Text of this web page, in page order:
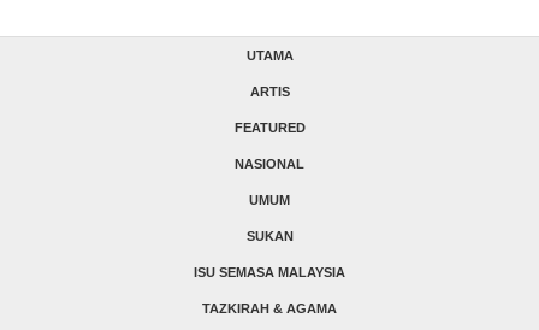
UTAMA
ARTIS
FEATURED
NASIONAL
UMUM
SUKAN
ISU SEMASA MALAYSIA
TAZKIRAH & AGAMA